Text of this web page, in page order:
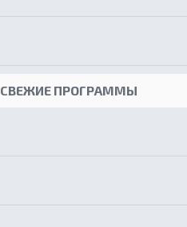
СВЕЖИЕ ПРОГРАММЫ